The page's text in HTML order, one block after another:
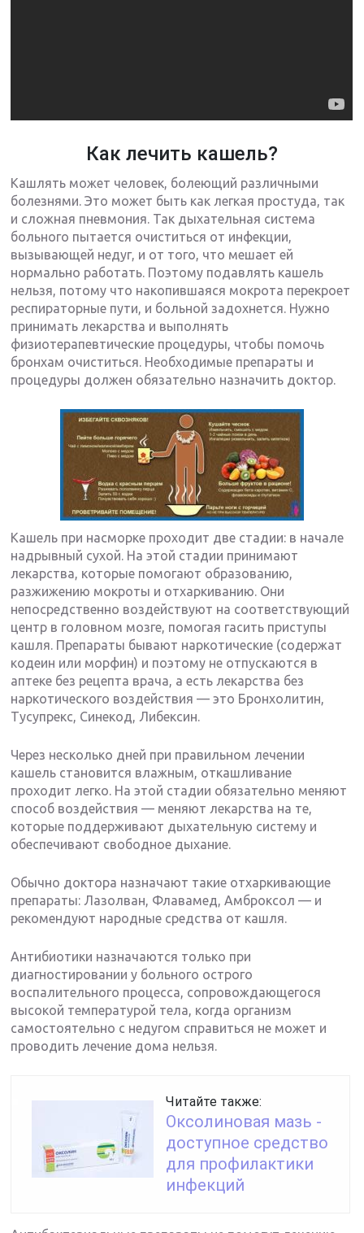
Как лечить кашель?
Кашлять может человек, болеющий различными
болезнями. Это может быть как легкая простуда, так
и сложная пневмония. Так дыхательная система
больного пытается очиститься от инфекции,
вызывающей недуг, и от того, что мешает ей
нормально работать. Поэтому подавлять кашель
нельзя, потому что накопившаяся мокрота перекроет
респираторные пути, и больной задохнется. Нужно
принимать лекарства и выполнять
физиотерапевтические процедуры, чтобы помочь
бронхам очиститься. Необходимые препараты и
процедуры должен обязательно назначить доктор.
Кашель при насморке проходит две стадии: в начале
надрывный сухой. На этой стадии принимают
лекарства, которые помогают образованию,
разжижению мокроты и отхаркиванию. Они
непосредственно воздействуют на соответствующий
центр в головном мозге, помогая гасить приступы
кашля. Препараты бывают наркотические (содержат
кодеин или морфин) и поэтому не отпускаются в
аптеке без рецепта врача, а есть лекарства без
наркотического воздействия — это Бронхолитин,
Тусупрекс, Синекод, Либексин.
Через несколько дней при правильном лечении
кашель становится влажным, откашливание
проходит легко. На этой стадии обязательно меняют
способ воздействия — меняют лекарства на те,
которые поддерживают дыхательную систему и
обеспечивают свободное дыхание.
Обычно доктора назначают такие отхаркивающие
препараты: Лазолван, Флавамед, Амброксол — и
рекомендуют народные средства от кашля.
Антибиотики назначаются только при
диагностировании у больного острого
воспалительного процесса, сопровождающегося
высокой температурой тела, когда организм
самостоятельно с недугом справиться не может и
проводить лечение дома нельзя.
Читайте также:
Оксолиновая мазь -
доступное средство
для профилактики
инфекций